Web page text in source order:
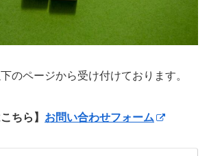
のページから受け付けております。
ちら】 お問い合わせフォーム